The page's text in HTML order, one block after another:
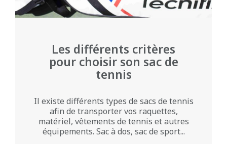
Les différents critères
pour choisir son sac de
tennis
Il existe différents types de sacs de tennis
afin de transporter vos raquettes,
matériel, vêtements de tennis et autres
équipements. Sac à dos, sac de sport...